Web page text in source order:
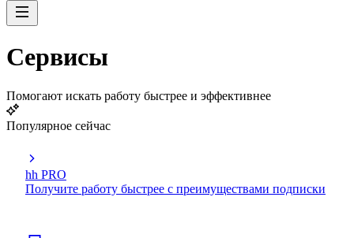
Сервисы
Помогают искать работу быстрее и эффективнее
Популярное сейчас
hh PRO
Получите работу быстрее с преимуществами подписки